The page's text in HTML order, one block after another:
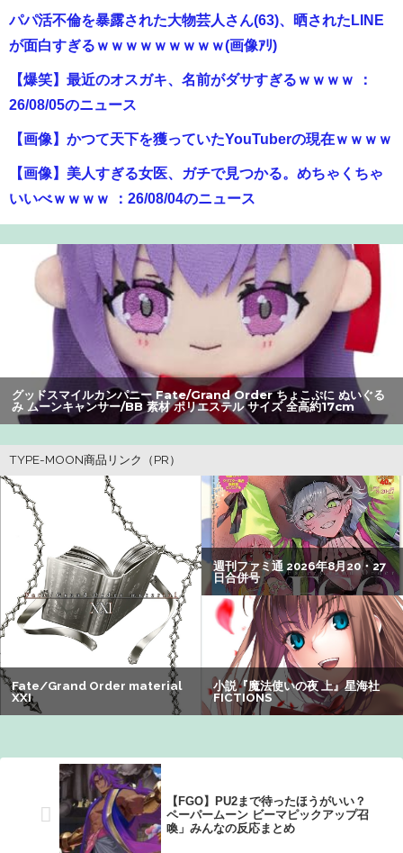
パパ活不倫を暴露された大物芸人さん(63)、晒されたLINE
が面白すぎるｗｗｗｗｗｗｗｗｗ(画像ｱﾘ)
【爆笑】最近のオスガキ、名前がダサすぎるｗｗｗｗ ：
26/08/05のニュース
【画像】かつて天下を獲っていたYouTuberの現在ｗｗｗｗ
【画像】美人すぎる女医、ガチで見つかる。めちゃくちゃ
いいべｗｗｗｗ ：26/08/04のニュース
の”があったんだけど…」
【朗報】アマガミの棚町薫さん、最新絵でめっちゃ可愛く
なる：26/08/03のニュース
オコエ瑠偉、メキシコに渡って2球団を即クビ→SNS更新が
3ヶ月間止まって消息不明に
【悲報】Z世代の身長低下の理由、ついに判明かｗｗｗｗ：
【悲報】大学生の頃に出会った小学生と結婚した男、めち
ゃくちゃ炎上してしまうwwwwwwwww
【画像】瀬戸環奈（セトカン）さん、ティファのコスプレ
でシコらせにくるｗｗｗ：26/08/01のニュース
【動画】大阪府警に射殺されたオッサン、めちゃめちゃ苦
しそうに死ぬ
【速報】熊本イオンモール、爆発の原因は『これ』の可能
性
【画像】オタク「実際にプレイしたらわかるけどライザは
ｗ：26/08/06のニュース
グッドスマイルカンパニー Fate/Grand Order ちょこぷに ぬいぐる
み ムーンキャンサー/BB 素材 ポリエステル サイズ 全高約17cm
【FGO】PU2まで待ったほうがいい？
ペーパームーン ビーマピックアップ召
喚」みんなの反応まとめ